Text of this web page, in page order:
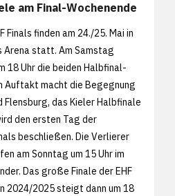
am Final-Wochenende
Finals finden am 24./25. Mai in
Arena statt. Am Samstag
18 Uhr die beiden Halbfinal-
Auftakt macht die Begegnung
Flensburg, das Kieler Halbfinale
den ersten Tag der
beschließen. Die Verlierer
am Sonntag um 15 Uhr im
Das große Finale der EHF
2024/2025 steigt dann um 18